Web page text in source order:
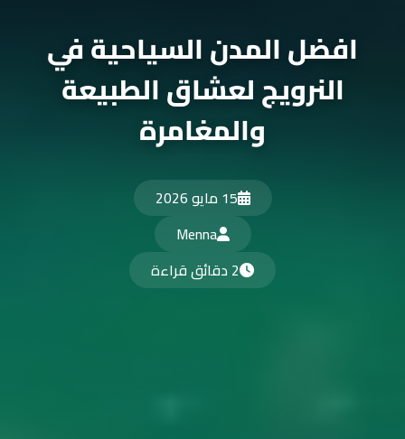
افضل المدن السياحية في
النرويج لعشاق الطبيعة
والمغامرة
15 مايو 2026
Menna
2 دقائق قراءة